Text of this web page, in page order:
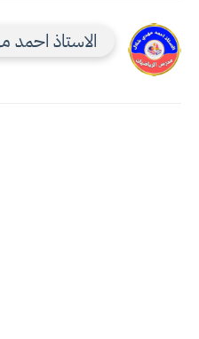
الاستاذ احمد